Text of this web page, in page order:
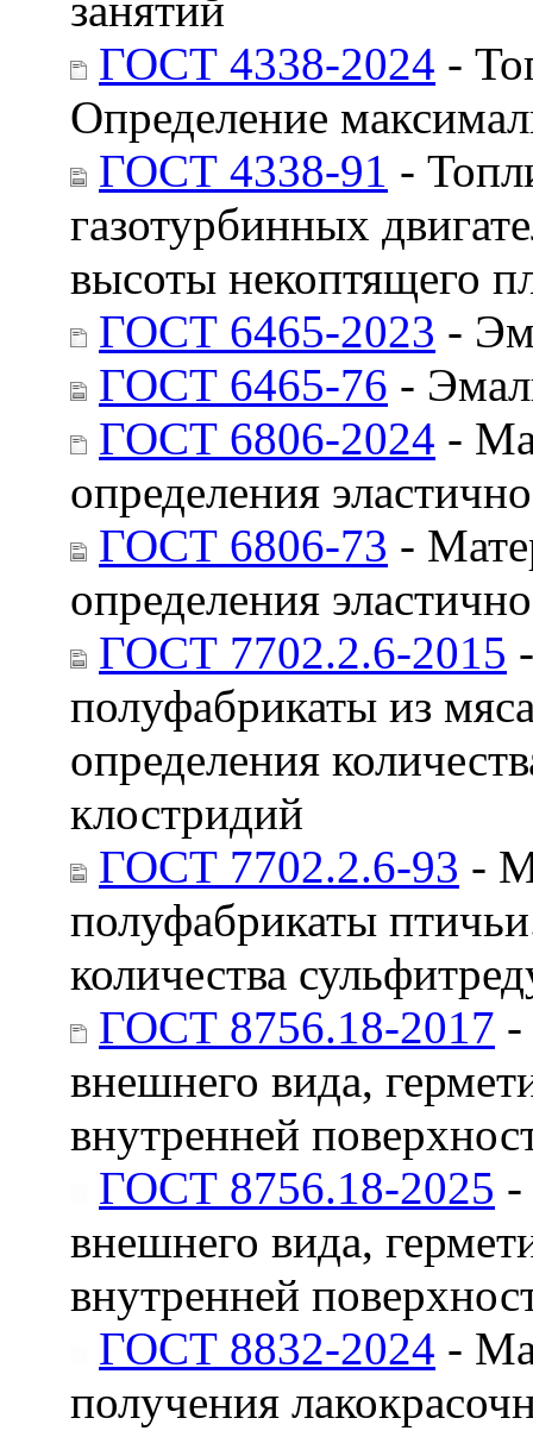
ГОСТ 4338-2024 -
Определение
ГОСТ 4338-91 -
газотурбинных
высоты некоптящего
ГОСТ 6465-2023 -
ГОСТ 6465-76 -
ГОСТ 6806-2024 -
определения
ГОСТ 6806-73 -
определения
ГОСТ 7702.2.6-2015
полуфабрикаты из
определения
клостридий
ГОСТ 7702.2.6-93 -
полуфабрикаты
количества
ГОСТ 8756.18-2017 -
внешнего вида,
внутренней
ГОСТ 8756.18-2025 -
внешнего вида,
внутренней
ГОСТ 8832-2024 -
получения